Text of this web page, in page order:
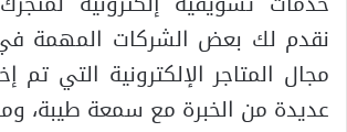
نقدم لك بعض الشركات المهمة
مجال المتاجر الإلكترونية التي تم
عديدة من الخبرة مع سمعة طيبة،